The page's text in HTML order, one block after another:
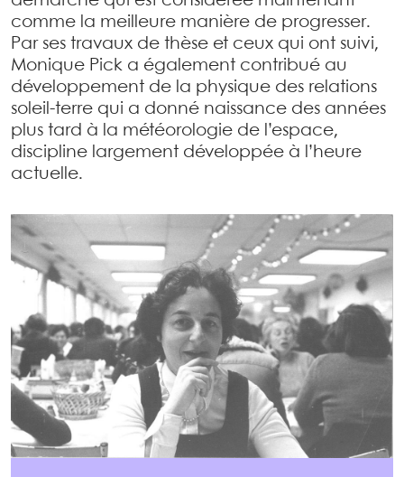
comme la meilleure manière de progresser.
Par ses travaux de thèse et ceux qui ont suivi,
Monique Pick a également contribué au
développement de la physique des relations
soleil-terre qui a donné naissance des années
plus tard à la météorologie de l’espace,
discipline largement développée à l’heure
actuelle.